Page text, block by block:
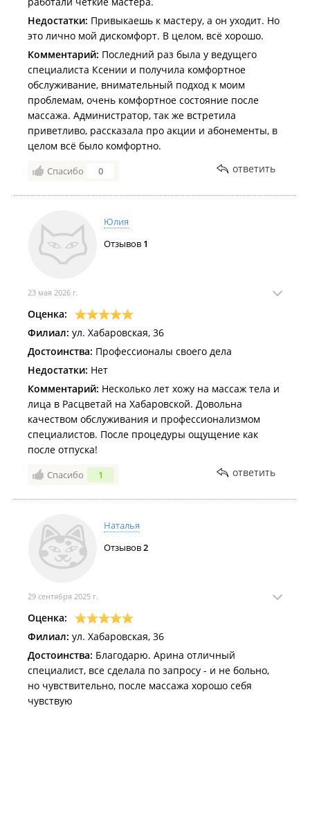
Недостатки: Привыкаешь к мастеру, а он уходит. Но
это лично мой дискомфорт. В целом, всё хорошо.
Комментарий: Последний раз была у ведущего
специалиста Ксении и получила комфортное
обслуживание, внимательный подход к моим
проблемам, очень комфортное состояние после
массажа. Администратор, так же встретила
приветливо, рассказала про акции и абонементы, в
целом всё было комфортно.
Спасибо 0 ответить
Юлия
Отзывов 1
23 мая 2026 г.
Оценка:
Филиал: ул. Хабаровская, 36
Достоинства: Профессионалы своего дела
Недостатки: Нет
Комментарий: Несколько лет хожу на массаж тела и
лица в Расцветай на Хабаровской. Довольна
качеством обслуживания и профессионализмом
специалистов. После процедуры ощущение как
после отпуска!
Спасибо 1 ответить
Наталья
Отзывов2
29 сентября 2025 г.
Оценка:
Филиал: ул. Хабаровская, 36
Достоинства: Благодарю. Арина отличный
специалист, все сделала по запросу - и не больно,
но чувствительно, после массажа хорошо себя
чувствую